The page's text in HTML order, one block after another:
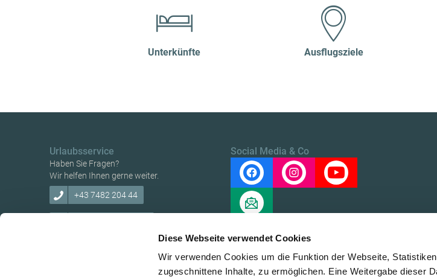
Diese Webseite verwendet Cookies
Wir verwenden Cookies um die Funktion der Webseite,
zugeschnittene Inhalte, zu ermöglichen. Eine Weitergabe dieser
Unterkünfte Ausflugsziele
Urlaubsservice
Haben Sie Fragen?
Wir helfen Ihnen gerne weiter.
+43 7482 204 44
Social Media & Co